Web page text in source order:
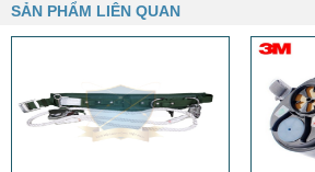
SẢN PHẨM LIÊN QUAN